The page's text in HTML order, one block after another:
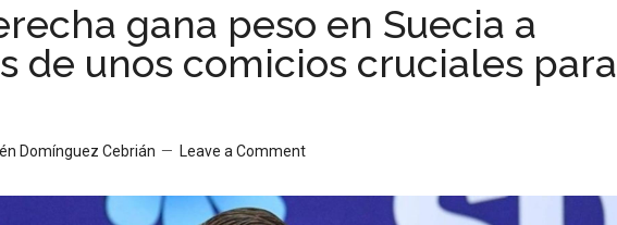
gana peso en Suecia a
de unos comicios cruciales para
Domínguez Cebrián Leave a Comment